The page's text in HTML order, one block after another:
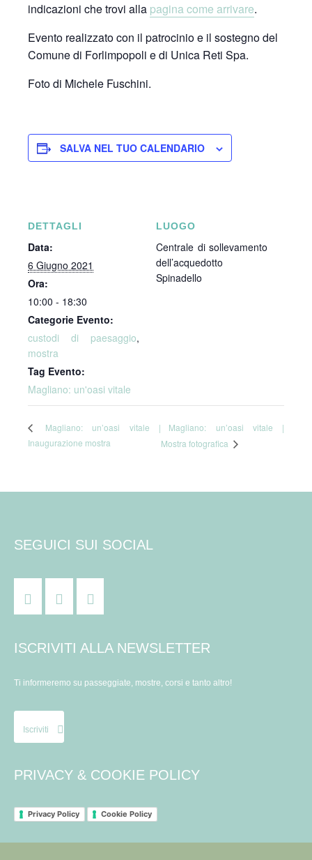
indicazioni che trovi alla pagina come arrivare.
Evento realizzato con il patrocinio e il sostegno del
Comune di Forlimpopoli e di Unica Reti Spa.
Foto di Michele Fuschini.
SALVA NEL TUO CALENDARIO
DETTAGLI
Data:
6 Giugno 2021
Ora:
10:00 - 18:30
Categorie Evento:
custodi di paesaggio,
mostra
Tag Evento:
Magliano: un'oasi vitale
LUOGO
Centrale di sollevamento
dell’acquedotto
Spinadello
Magliano: un’oasi vitale |
Inaugurazione mostra
Magliano: un’oasi vitale |
Mostra fotografica
SEGUICI SUI SOCIAL
ISCRIVITI ALLA NEWSLETTER
Ti informeremo su passeggiate, mostre, corsi e tanto altro!
Iscriviti
PRIVACY & COOKIE POLICY
Privacy Policy Cookie Policy